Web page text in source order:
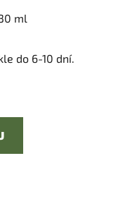
ml
do 6-10 dní.